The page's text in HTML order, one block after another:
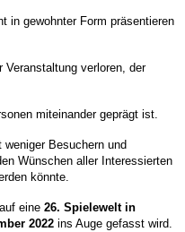
in gewohnter Form präsentieren
Veranstaltung verloren, der
miteinander geprägt ist.
Besuchern und
Wünschen aller Interessierten
könnte.
eine 26. Spielewelt in
2022 ins Auge gefasst wird.